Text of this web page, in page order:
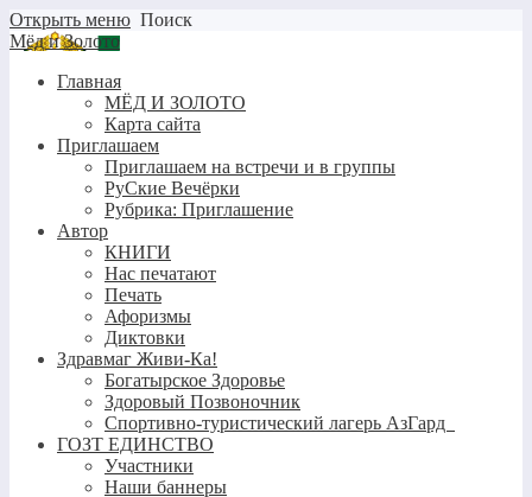
Открыть меню Поиск
Мёд и Золото
Главная
МЁД И ЗОЛОТО
Карта сайта
Приглашаем
Приглашаем на встречи и в группы
РуСкие Вечёрки
Рубрика: Приглашение
Автор
КНИГИ
Нас печатают
Печать
Афоризмы
Диктовки
Здравмаг Живи-Ка!
Богатырское Здоровье
Здоровый Позвоночник
Спортивно-туристический лагерь АзГард
ГОЗТ ЕДИНСТВО
Участники
Наши баннеры